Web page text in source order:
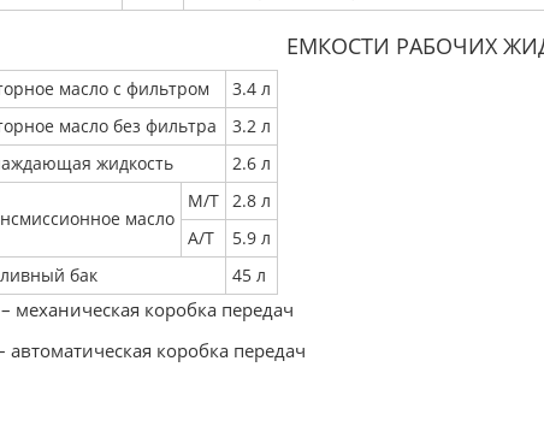
ЕМКОСТИ РАБОЧИХ
масло с фильтром
3.4 л
масло без фильтра
3.2 л
жидкость
2.6 л
масло
М/Т 2.8 л
А/Т
5.9 л
бак
45 л
механическая коробка передач
автоматическая коробка передач